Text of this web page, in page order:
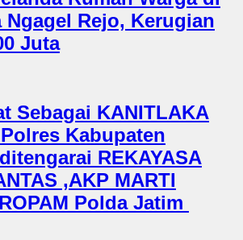
Ngagel Rejo, Kerugian
Juta
Sebagai KANITLAKA
Kabupaten
REKAYASA
,AKP MARTI
Polda Jatim